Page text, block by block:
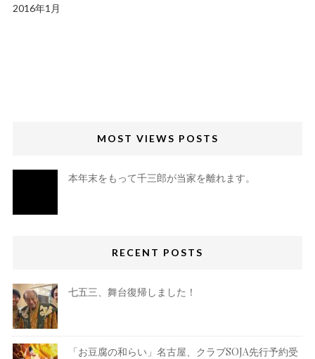
2016年1月
MOST VIEWS POSTS
本年末をもって千三郎が当家を離れます。
RECENT POSTS
七五三、舞台復帰しました！
「お豆腐の和らい」名古屋、クラブSOJA先行予約受